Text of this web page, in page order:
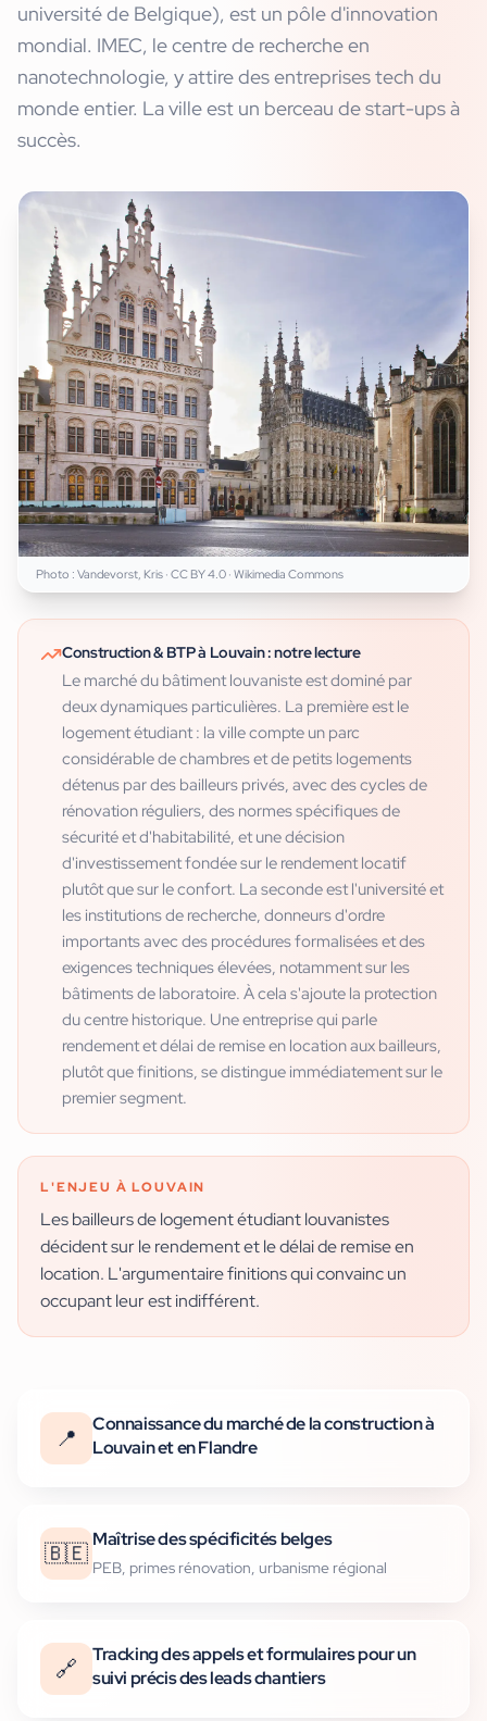
université de Belgique), est un pôle d'innovation
mondial. IMEC, le centre de recherche en
nanotechnologie, y attire des entreprises tech du
monde entier. La ville est un berceau de start-ups à
succès.
Photo : Vandevorst, Kris · CC BY 4.0 · Wikimedia Commons
Construction & BTPà Louvain: notre lecture
Le marché du bâtiment louvaniste est dominé par
deux dynamiques particulières. La première est le
logement étudiant : la ville compte un parc
considérable de chambres et de petits logements
détenus par des bailleurs privés, avec des cycles de
rénovation réguliers, des normes spécifiques de
sécurité et d'habitabilité, et une décision
d'investissement fondée sur le rendement locatif
plutôt que sur le confort. La seconde est l'université et
les institutions de recherche, donneurs d'ordre
importants avec des procédures formalisées et des
exigences techniques élevées, notamment sur les
bâtiments de laboratoire. À cela s'ajoute la protection
du centre historique. Une entreprise qui parle
rendement et délai de remise en location aux bailleurs,
plutôt que finitions, se distingue immédiatement sur le
premier segment.
L'ENJEU ÀLOUVAIN
Les bailleurs de logement étudiant louvanistes
décident sur le rendement et le délai de remise en
location. L'argumentaire finitions qui convainc un
occupant leur est indifférent.
📍
Connaissance du marché de la construction à
Louvain et en Flandre
🇧🇪
Maîtrise des spécificités belges
PEB, primes rénovation, urbanisme régional
🔗
Tracking des appels et formulaires pour un
suivi précis des leads chantiers